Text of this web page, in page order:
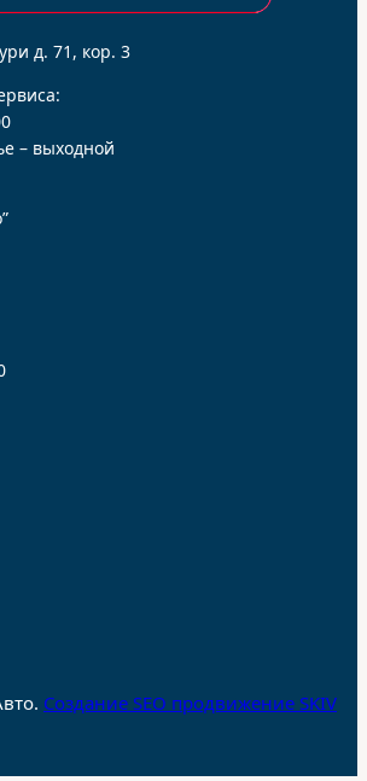
д. 71, кор. 3
– выходной
Создание SEO продвижение SKIV